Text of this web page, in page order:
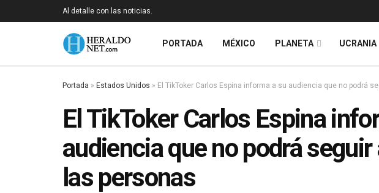
Al detalle con las noticias.
PORTADA MÉXICO PLANETA UCRANIA
Portada » Estados Unidos » El TikToker Carlos Espina informa a su audiencia que no podrá
El TikToker Carlos Espina
audiencia que no podrá
las personas